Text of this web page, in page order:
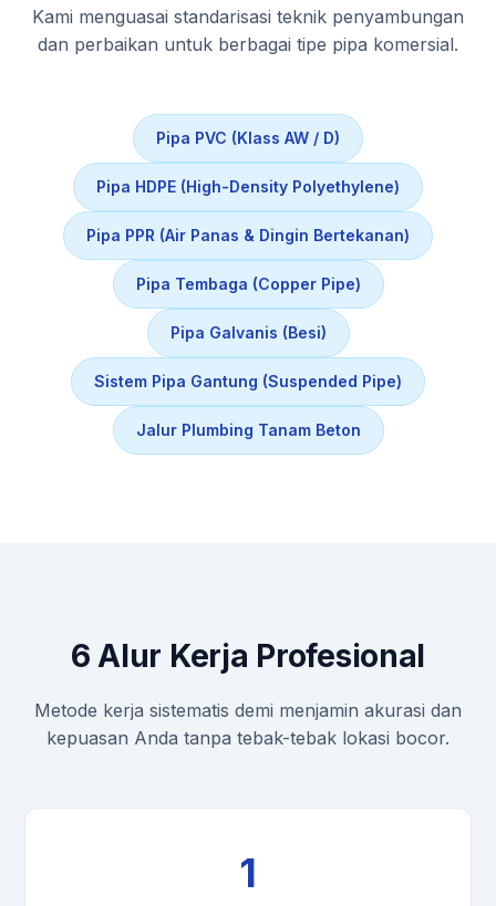
Kami menguasai standarisasi teknik penyambungan
dan perbaikan untuk berbagai tipe pipa komersial.
Pipa PVC (Klass AW / D)
Pipa HDPE (High-Density Polyethylene)
Pipa PPR (Air Panas & Dingin Bertekanan)
Pipa Tembaga (Copper Pipe)
Pipa Galvanis (Besi)
Sistem Pipa Gantung (Suspended Pipe)
Jalur Plumbing Tanam Beton
6 Alur Kerja Profesional
Metode kerja sistematis demi menjamin akurasi dan
kepuasan Anda tanpa tebak-tebak lokasi bocor.
1